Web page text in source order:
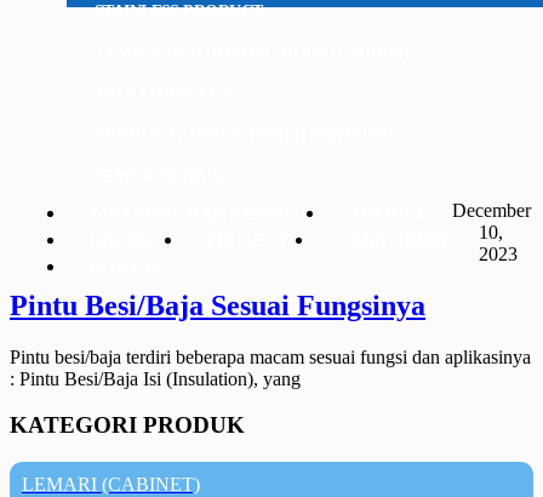
STAINLESS PRODUCT
December
10,
2023
Pintu Besi/Baja Sesuai Fungsinya
Pintu besi/baja terdiri beberapa macam sesuai fungsi dan aplikasinya
: Pintu Besi/Baja Isi (Insulation), yang
KATEGORI PRODUK
LEMARI (CABINET)